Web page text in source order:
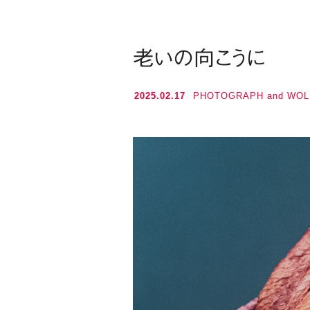
老いの向こうに
2025.02.17 PHOTOGRAPH and